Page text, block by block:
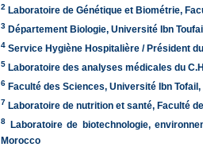
2 Laboratoire de Génétique et Biométrie,
3 Département Biologie, Université Ibn
4 Service Hygiène Hospitalière / Président
5 Laboratoire des analyses médicales du
6 Faculté des Sciences, Université Ibn
7 Laboratoire de nutrition et santé, Faculté
8
Laboratoire de biotechnologie,
Morocco